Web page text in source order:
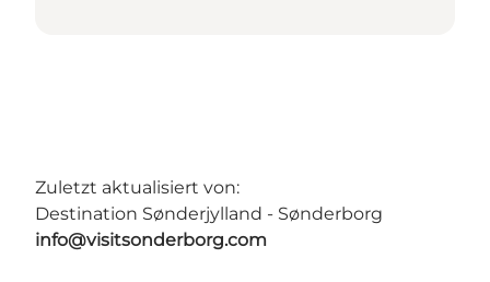
Zuletzt aktualisiert von:
Destination Sønderjylland - Sønderborg
info@visitsonderborg.com